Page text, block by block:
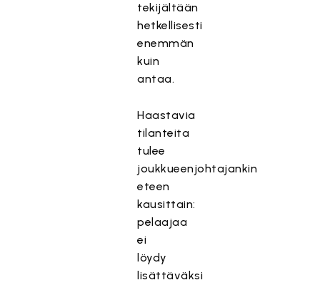
tekijältään
hetkellisesti
enemmän
kuin
antaa.
Haastavia
tilanteita
tulee
joukkueenjohtajankin
eteen
kausittain:
pelaajaa
ei
löydy
lisättäväksi